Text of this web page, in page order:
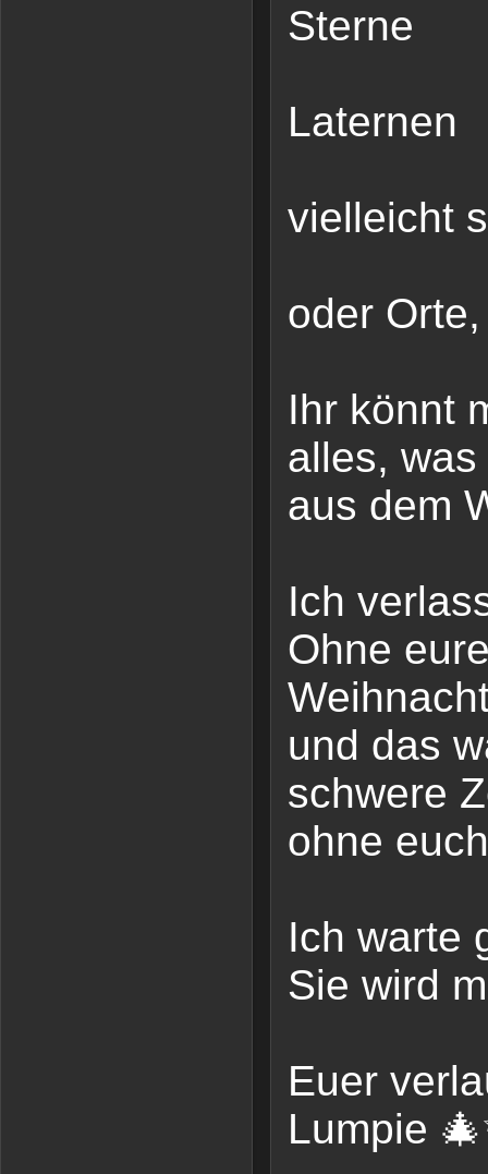
Sterne
Laternen
vielleicht
oder
Ihr könnt
alles,
aus dem
Ich
Ohne
und das
schwere
ohne
Ich warte
Sie wird
Euer
Lumpie